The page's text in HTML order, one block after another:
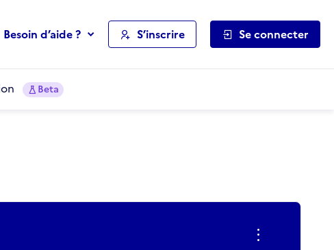
Besoin d’aide ? S’inscrire Se connecter
Beta